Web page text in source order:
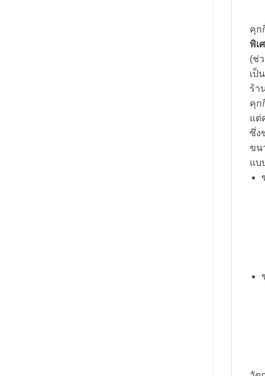
คุก
พิเ
(ช่
เป็
ร้า
คุก
แต่
ซึ่ง
ขน
แบ